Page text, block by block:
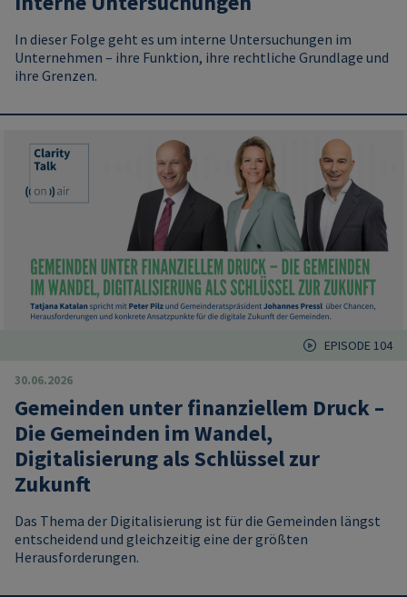
In dieser Folge geht es um interne Untersuchungen im
Unternehmen – ihre Funktion, ihre rechtliche Grundlage und
ihre Grenzen.
EPISODE 104
30.06.2026
Gemeinden unter finanziellem Druck –
Die Gemeinden im Wandel,
Digitalisierung als Schlüssel zur
Zukunft
Das Thema der Digitalisierung ist für die Gemeinden längst
entscheidend und gleichzeitig eine der größten
Herausforderungen.